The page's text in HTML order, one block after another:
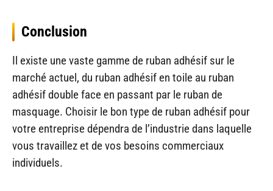
Conclusion
Il existe une vaste gamme de ruban adhésif sur le
marché actuel, du ruban adhésif en toile au ruban
adhésif double face en passant par le ruban de
masquage. Choisir le bon type de ruban adhésif pour
votre entreprise dépendra de l’industrie dans laquelle
vous travaillez et de vos besoins commerciaux
individuels.